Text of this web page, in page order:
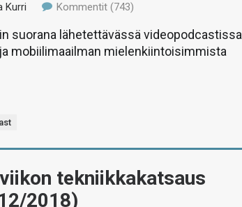
Kurri Kommentit (743)
suorana lähetettävässä videopodcastissa
mobiilimaailman mielenkiintoisimmista
tekniikkakatsaus
2018)